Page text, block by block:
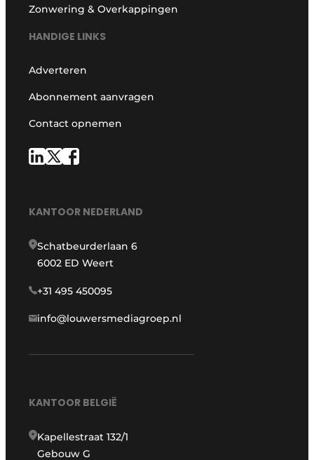
Zonwering & Overkappingen
HANDIGE LINKS
Adverteren
Abonnement aanvragen
Contact opnemen
KANTOOR NEDERLAND
Schatbeurderlaan 6
6002 ED Weert
+31 495 450095
info@louwersmediagroep.nl
KANTOOR BELGIË
Kapellestraat 132/1
Gebouw G